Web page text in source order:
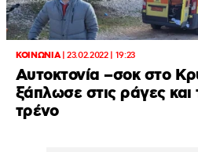
ΚΟΙΝΩΝΙΑ|23.02.2022 | 19:23
Αυτοκτονία –σοκ στο
ξάπλωσε στις ράγες
τρένο